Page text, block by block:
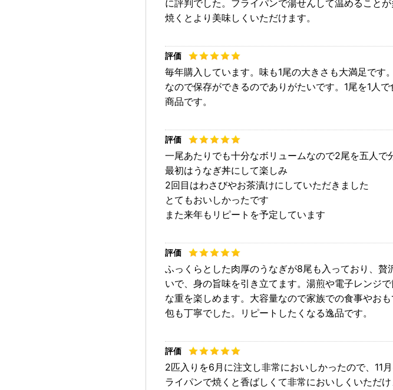
に評判でした。フライパンで湯せんして温めること
焼くとより美味しくいただけます。
毎年購入しています。味も1尾の大きさも大満足で
なので保存ができるのでありがたいです。1尾を1人
商品です。
一尾あたりでも十分なボリュームなので2尾を五人で
最初はうなぎ丼にして楽しみ
2回目はわさびやお茶漬けにしていただきました
とてもおいしかったです
また来年もリピートを予定しています
ふっくらとした肉厚のうなぎが8尾も入っており、
いで、身の旨味を引き立てます。湯煎や電子レンジ
な重を楽しめます。大容量なので家族での食事やお
包も丁寧でした。リピートしたくなる逸品です。
2匹入りを6月に注文し非常においしかったので、11
ライパンで焼くと香ばしくて非常においしくいただ